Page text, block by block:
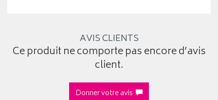
AVIS CLIENTS
Ce produit ne comporte pas encore d’avis
client.
Donner votre avis